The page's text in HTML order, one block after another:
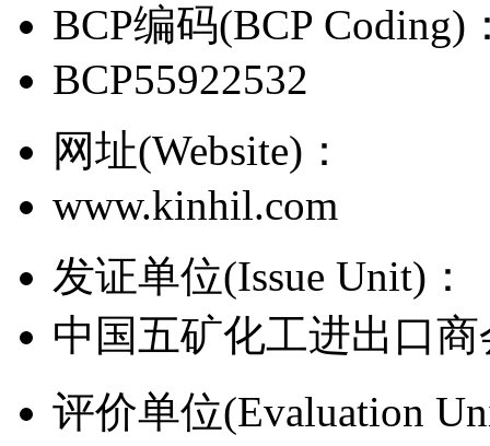
BCP编码(BCP Coding)
BCP55922532
网址(Website)：
www.kinhil.com
发证单位(Issue Unit)：
中国五矿化工进出口
评价单位(Evaluation